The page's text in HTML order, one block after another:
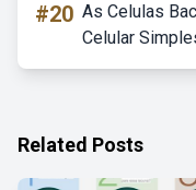
#20 As Celulas
Celular
Related Posts